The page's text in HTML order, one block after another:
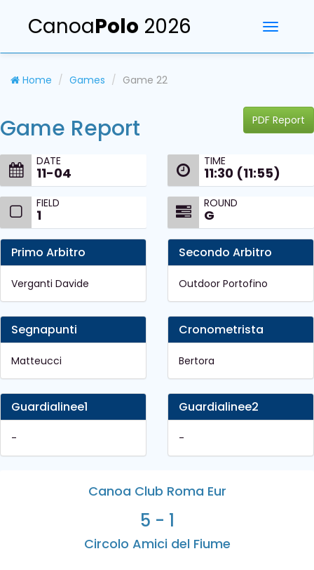
Toggle
CanoaPolo 2026
Home Games Game 22
PDF Report
Game Report
DATE
11-04
TIME
11:30 (11:55)
FIELD
1
ROUND
G
Primo Arbitro
Verganti Davide
Secondo Arbitro
Outdoor Portofino
Segnapunti
Matteucci
Cronometrista
Bertora
Guardialinee1
-
Guardialinee2
-
Canoa Club Roma Eur
5 - 1
Circolo Amici del Fiume